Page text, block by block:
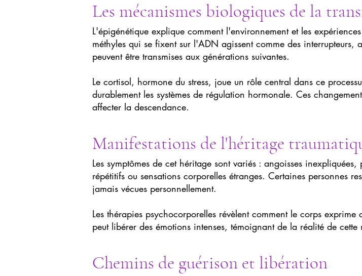
Les mécanismes biologiques de la
L'épigénétique explique comment l'environnement et les
méthyles qui se fixent sur l'ADN agissent comme des
peuvent être transmises aux générations suivantes.
Le cortisol, hormone du stress, joue un rôle central dans ce
durablement les systèmes de régulation hormonale. Ces
affecter la descendance.
Manifestations de l'héritage
Les symptômes de cet héritage sont variés : angoisses
répétitifs ou sensations corporelles étranges. Certaines personnes
jamais vécues personnellement.
Les thérapies psychocorporelles révèlent comment le corps
peut libérer des émotions intenses, témoignant de la réalité de cette
Chemins de guérison et libération